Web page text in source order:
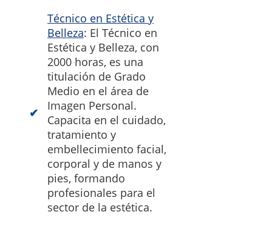
Técnico en Estética y
Belleza: El Técnico en
Estética y Belleza, con
2000 horas, es una
titulación de Grado
Medio en el área de
Imagen Personal.
Capacita en el cuidado,
tratamiento y
embellecimiento facial,
corporal y de manos y
pies, formando
profesionales para el
sector de la estética.